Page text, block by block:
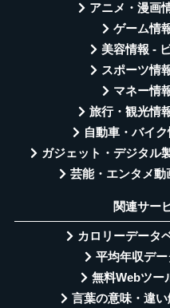
アニメ・漫画
ゲーム情
美容情報 -
スポーツ情
マネー情
旅行・観光情
自動車・バイ
ガジェット・デジタル
芸能・エンタメ動
関連サー
カロリーデータ
平均年収デ
無料Webツー
言葉の意味・違